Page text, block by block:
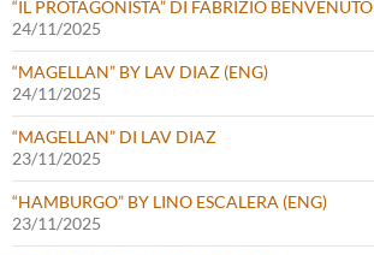
“IL PROTAGONISTA” DI FABRIZIO BENVENUTO
24/11/2025
“MAGELLAN” BY LAV DIAZ (ENG)
24/11/2025
“MAGELLAN” DI LAV DIAZ
23/11/2025
“HAMBURGO” BY LINO ESCALERA (ENG)
23/11/2025